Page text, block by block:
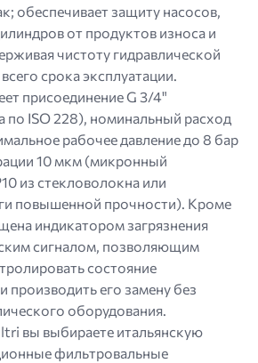
обеспечивает защиту насосов,
от продуктов износа и
чистоту гидравлической
срока эксплуатации.
присоединение G 3/4"
по ISO 228), номинальный расход
рабочее давление до 8 бар
10 мкм (микронный
из стекловолокна или
повышенной прочности). Кроме
индикатором загрязнения
сигналом, позволяющим
состояние
производить его замену без
оборудования.
вы выбираете итальянскую
фильтровальные